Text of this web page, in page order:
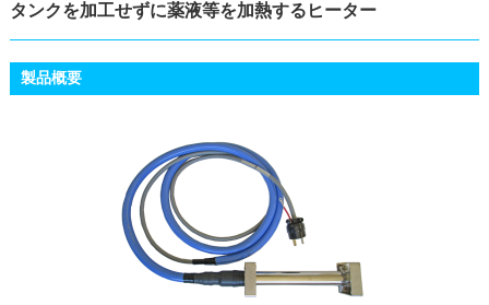
タンクを加工せずに薬液等を加熱するヒーター
製品概要